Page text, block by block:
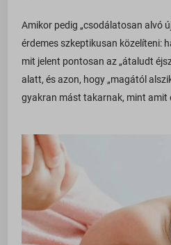
Amikor pedig „csodálatosan alvó
érdemes szkeptikusan közelíteni:
mit jelent pontosan az „átaludt
alatt, és azon, hogy „magától
gyakran mást takarnak, mint amit